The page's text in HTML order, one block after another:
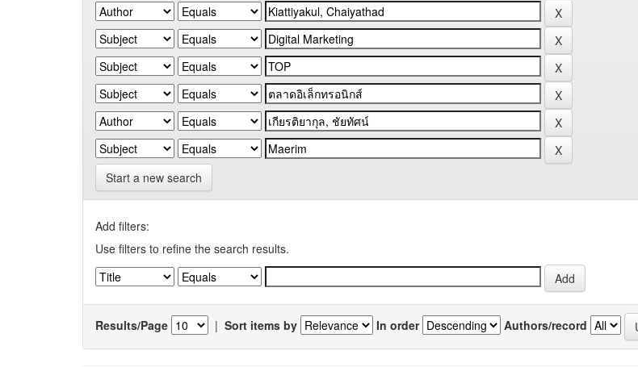
Start a new search
Add filters:
Use filters to refine the search results.
Results/Page | Sort items by In order Authors/record